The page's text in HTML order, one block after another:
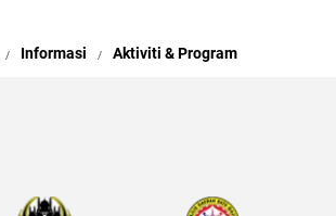
Informasi Aktiviti & Program